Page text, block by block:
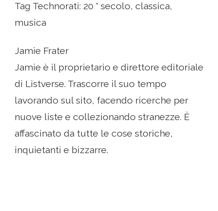
Tag Technorati: 20 ° secolo, classica,
musica
Jamie Frater
Jamie è il proprietario e direttore editoriale
di Listverse. Trascorre il suo tempo
lavorando sul sito, facendo ricerche per
nuove liste e collezionando stranezze. È
affascinato da tutte le cose storiche,
inquietanti e bizzarre.